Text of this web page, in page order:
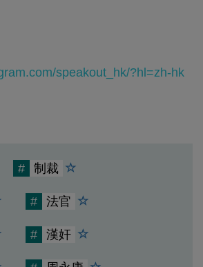
speakout_hk/?hl=zh-hk
# 制裁
# 法官
# 漢奸